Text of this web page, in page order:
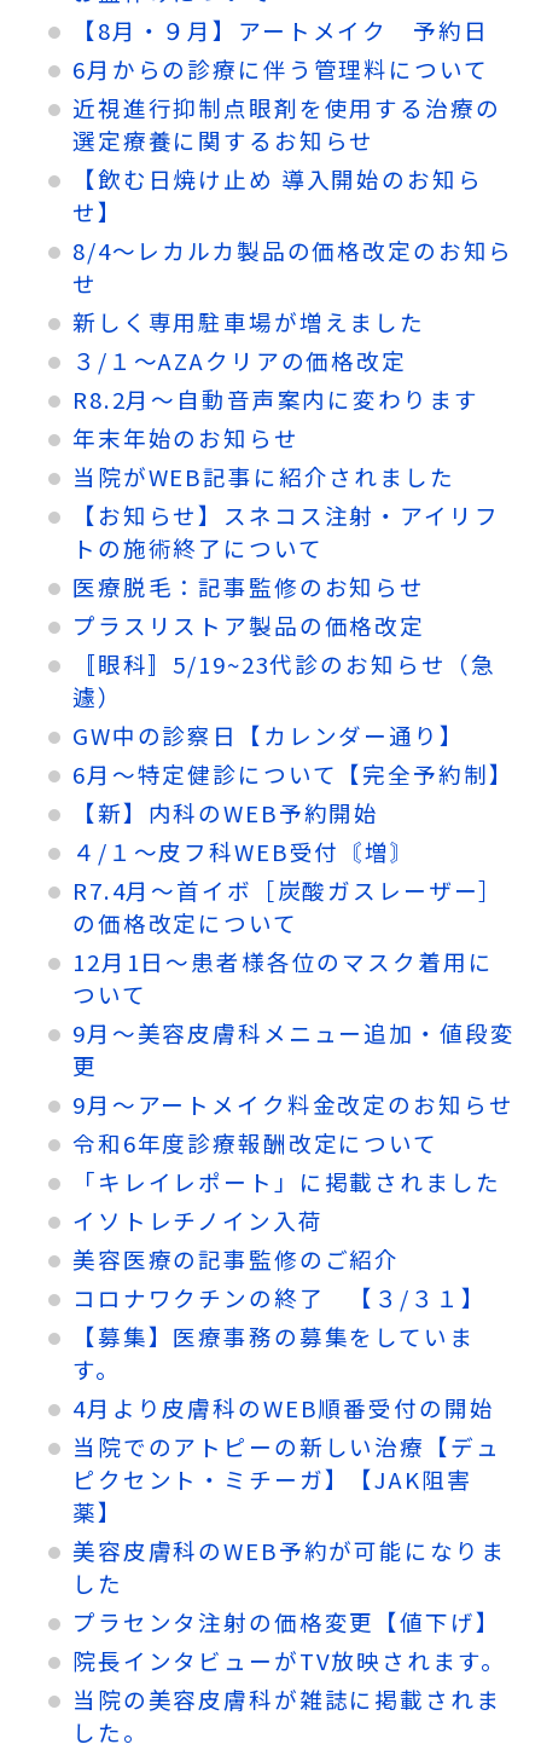
【8月・９月】アートメイク 予約日
6月からの診療に伴う管理料について
近視進行抑制点眼剤を使用する治療の
選定療養に関するお知らせ
【飲む日焼け止め 導入開始のお知ら
せ】
8/4～レカルカ製品の価格改定のお知ら
せ
新しく専用駐車場が増えました
３/１～AZAクリアの価格改定
R8.2月～自動音声案内に変わります
年末年始のお知らせ
当院がWEB記事に紹介されました
【お知らせ】スネコス注射・アイリフ
トの施術終了について
医療脱毛：記事監修のお知らせ
プラスリストア製品の価格改定
〚眼科〛5/19~23代診のお知らせ（急
遽）
GW中の診察日【カレンダー通り】
6月～特定健診について【完全予約制】
【新】内科のWEB予約開始
４/１～皮フ科WEB受付〘増〙
R7.4月～首イボ［炭酸ガスレーザー］
の価格改定について
12月1日～患者様各位のマスク着用に
ついて
9月～美容皮膚科メニュー追加・値段変
更
9月～アートメイク料金改定のお知らせ
令和6年度診療報酬改定について
「キレイレポート」に掲載されました
イソトレチノイン入荷
美容医療の記事監修のご紹介
コロナワクチンの終了 【３/３１】
【募集】医療事務の募集をしていま
す。
4月より皮膚科のWEB順番受付の開始
当院でのアトピーの新しい治療【デュ
ピクセント・ミチーガ】【JAK阻害
薬】
美容皮膚科のWEB予約が可能になりま
した
プラセンタ注射の価格変更【値下げ】
院長インタビューがTV放映されます。
当院の美容皮膚科が雑誌に掲載されま
した。